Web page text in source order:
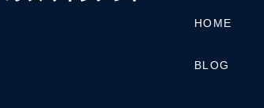
HOME
BLOG